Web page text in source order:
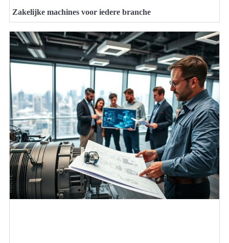
Zakelijke machines voor iedere branche